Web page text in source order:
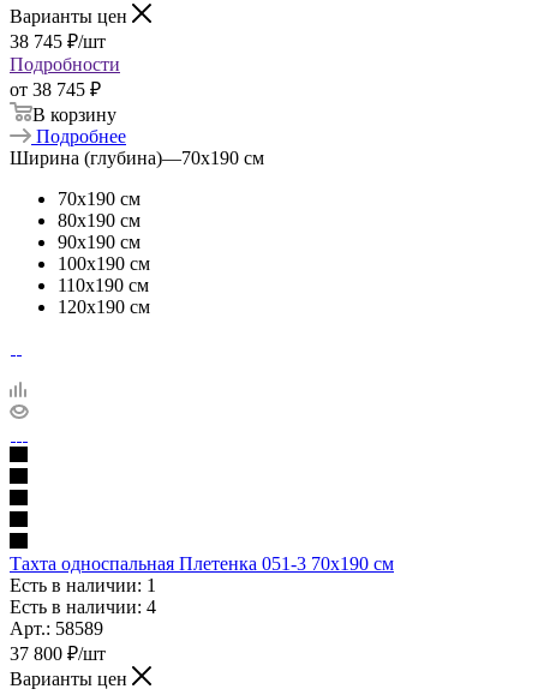
Варианты цен
38 745 ₽/шт
Подробности
от 38 745 ₽
В корзину
Подробнее
Ширина (глубина)—70х190 см
70х190 см
80х190 см
90х190 см
100х190 см
110х190 см
120х190 см
Тахта односпальная Плетенка 051-3 70х190 см
Есть в наличии: 1
Есть в наличии: 4
Арт.: 58589
37 800 ₽/шт
Варианты цен